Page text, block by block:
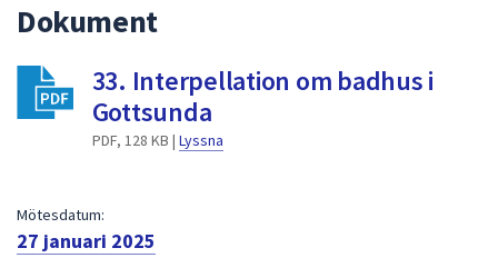
för
Dokument
33. Interpellation om badhus i
Gottsunda
PDF, 128 KB | Lyssna
Mötesdatum:
27 januari 2025